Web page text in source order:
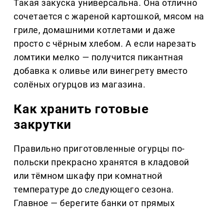
Такая закуска универсальна. Она отлично
сочетается с жареной картошкой, мясом на
гриле, домашними котлетами и даже
просто с чёрным хлебом. А если нарезать
ломтики мелко — получится пикантная
добавка к оливье или винегрету вместо
солёных огурцов из магазина.
Как хранить готовые
закрутки
Правильно приготовленные огурцы по-
польски прекрасно хранятся в кладовой
или тёмном шкафу при комнатной
температуре до следующего сезона.
Главное — берегите банки от прямых